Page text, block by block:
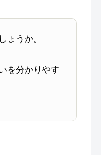
ょうか。
を分かりやす